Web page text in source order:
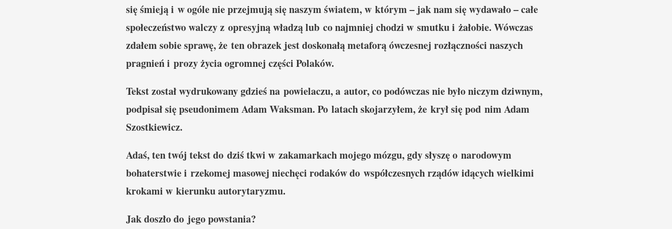
się śmieją i w ogóle nie przejmują się naszym światem, w którym – jak nam się wydawało – całe
społeczeństwo walczy z opresyjną władzą lub co najmniej chodzi w smutku i żałobie. Wówczas
zdałem sobie sprawę, że ten obrazek jest doskonałą metaforą ówczesnej rozłączności naszych
pragnień i prozy życia ogromnej części Polaków.
Tekst został wydrukowany gdzieś na powielaczu, a autor, co podówczas nie było niczym dziwnym,
podpisał się pseudonimem Adam Waksman. Po latach skojarzyłem, że krył się pod nim Adam
Szostkiewicz.
Adaś, ten twój tekst do dziś tkwi w zakamarkach mojego mózgu, gdy słyszę o narodowym
bohaterstwie i rzekomej masowej niechęci rodaków do współczesnych rządów idących wielkimi
krokami w kierunku autorytaryzmu.
Jak doszło do jego powstania?